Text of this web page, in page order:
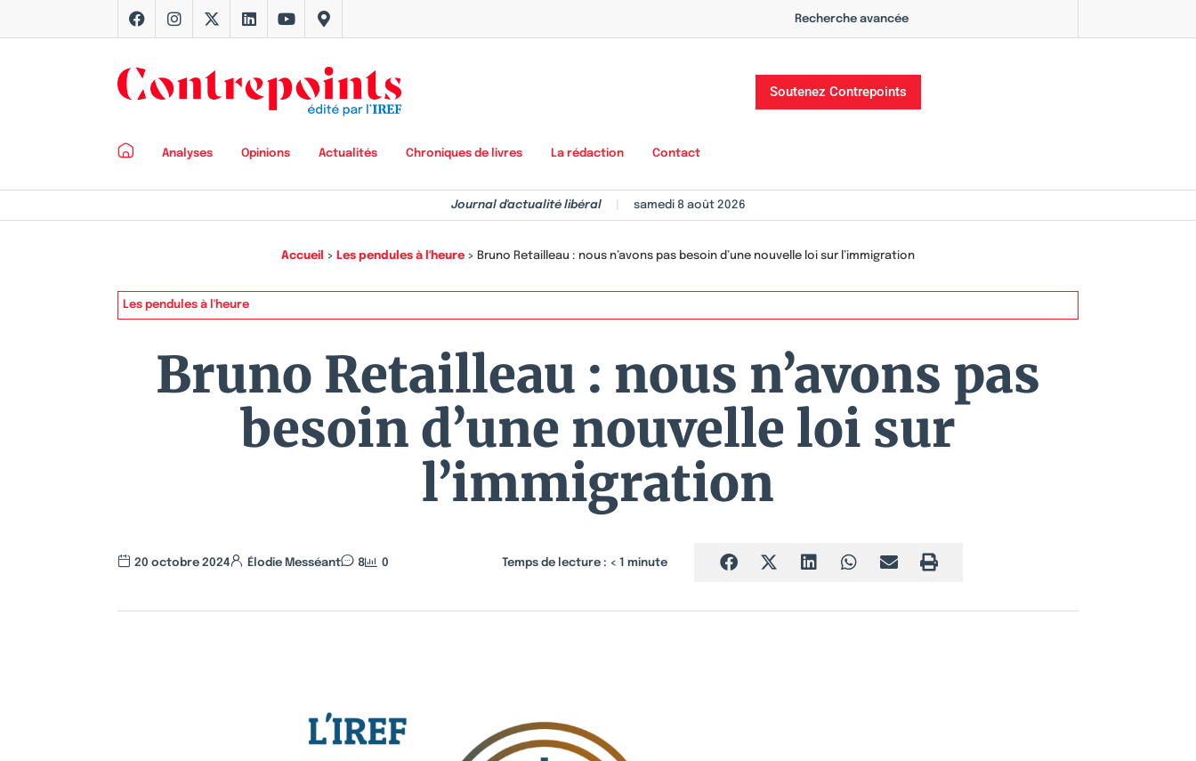
Recherche avancée
Soutenez Contrepoints
Analyses Opinions Actualités Chroniques de livres La rédaction Contact
Journal d'actualité libéral samedi 8 août 2026
Accueil > Les pendules à l'heure > Bruno Retailleau : nous n’avons pas besoin d’une nouvelle loi sur l’immigration
Les pendules à l'heure
Bruno Retailleau : nous n’avons pas
besoin d’une nouvelle loi sur
l’immigration
20 octobre 2024 Élodie Messéant 8 0 Temps de lecture : < 1 minute